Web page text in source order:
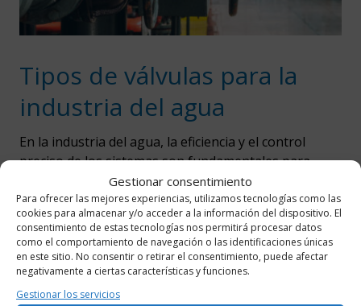
Gestionar consentimiento
Para ofrecer las mejores experiencias, utilizamos tecnologías como las
cookies para almacenar y/o acceder a la información del dispositivo. El
consentimiento de estas tecnologías nos permitirá procesar datos
como el comportamiento de navegación o las identificaciones únicas
en este sitio. No consentir o retirar el consentimiento, puede afectar
negativamente a ciertas características y funciones.
Gestionar los servicios
Tipos de válvulas para la
industria del agua
En la industria del agua, la eficiencia y el control
preciso de los sistemas son fundamentales para
garantizar el suministro …
Leer más